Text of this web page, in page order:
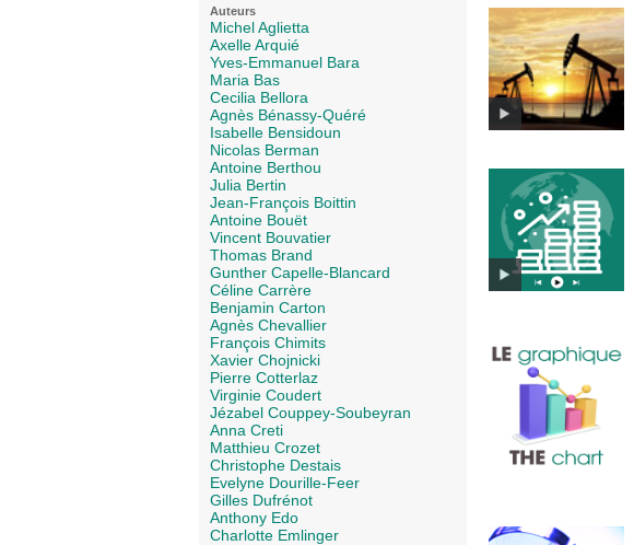
Auteurs
Michel Aglietta
Axelle Arquié
Yves-Emmanuel Bara
Maria Bas
Cecilia Bellora
Agnès Bénassy-Quéré
Isabelle Bensidoun
Nicolas Berman
Antoine Berthou
Julia Bertin
Jean-François Boittin
Antoine Bouët
Vincent Bouvatier
Thomas Brand
Gunther Capelle-Blancard
Céline Carrère
Benjamin Carton
Agnès Chevallier
François Chimits
Xavier Chojnicki
Pierre Cotterlaz
Virginie Coudert
Jézabel Couppey-Soubeyran
Anna Creti
Matthieu Crozet
Christophe Destais
Evelyne Dourille-Feer
Gilles Dufrénot
Anthony Edo
Charlotte Emlinger